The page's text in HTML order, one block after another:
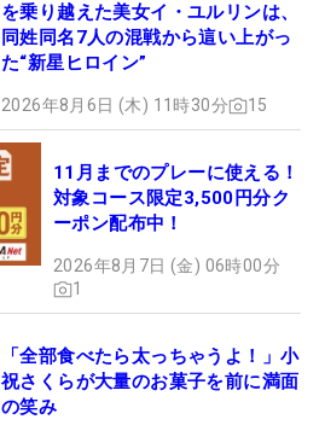
を乗り越えた美女イ・ユルリンは、
同姓同名7人の混戦から這い上がっ
た“新星ヒロイン”
2026年8月6日 (木) 11時30分 15
11月までのプレーに使える！
対象コース限定3,500円分ク
ーポン配布中！
2026年8月7日 (金) 06時00分
1
「全部食べたら太っちゃうよ！」小
祝さくらが大量のお菓子を前に満面
の笑み